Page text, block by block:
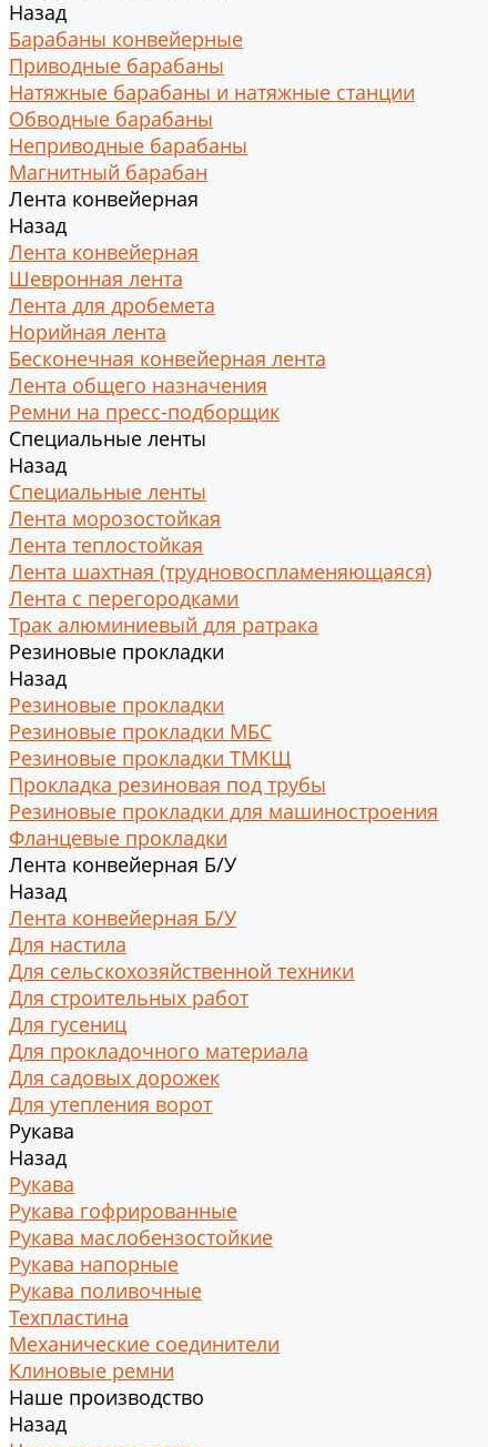
Назад
Барабаны конвейерные
Приводные барабаны
Натяжные барабаны и натяжные станции
Обводные барабаны
Неприводные барабаны
Магнитный барабан
Лента конвейерная
Назад
Лента конвейерная
Шевронная лента
Лента для дробемета
Норийная лента
Бесконечная конвейерная лента
Лента общего назначения
Ремни на пресс-подборщик
Специальные ленты
Назад
Специальные ленты
Лента морозостойкая
Лента теплостойкая
Лента шахтная (трудновоспламеняющаяся)
Лента с перегородками
Трак алюминиевый для ратрака
Резиновые прокладки
Назад
Резиновые прокладки
Резиновые прокладки МБС
Резиновые прокладки ТМКЩ
Прокладка резиновая под трубы
Резиновые прокладки для машиностроения
Фланцевые прокладки
Лента конвейерная Б/У
Назад
Лента конвейерная Б/У
Для настила
Для сельскохозяйственной техники
Для строительных работ
Для гусениц
Для прокладочного материала
Для садовых дорожек
Для утепления ворот
Рукава
Назад
Рукава
Рукава гофрированные
Рукава маслобензостойкие
Рукава напорные
Рукава поливочные
Техпластина
Механические соединители
Клиновые ремни
Наше производство
Назад